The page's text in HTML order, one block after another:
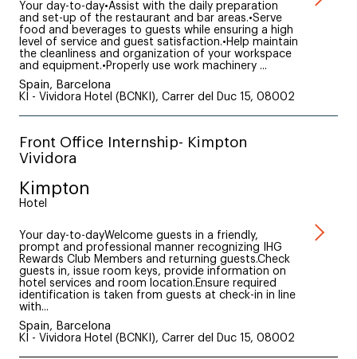
Your day-to-day•Assist with the daily preparation
and set-up of the restaurant and bar areas.•Serve
food and beverages to guests while ensuring a high
level of service and guest satisfaction.•Help maintain
the cleanliness and organization of your workspace
and equipment.•Properly use work machinery ...
Spain, Barcelona
KI - Vividora Hotel (BCNKI), Carrer del Duc 15, 08002
Front Office Internship- Kimpton
Vividora
Kimpton
Hotel
Your day-to-dayWelcome guests in a friendly,
prompt and professional manner recognizing IHG
Rewards Club Members and returning guests.Check
guests in, issue room keys, provide information on
hotel services and room location.Ensure required
identification is taken from guests at check-in in line
with...
Spain, Barcelona
KI - Vividora Hotel (BCNKI), Carrer del Duc 15, 08002